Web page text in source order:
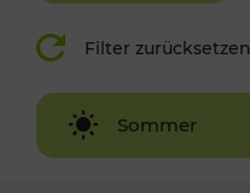
Filter zurücksetzen
Sommer
Winter